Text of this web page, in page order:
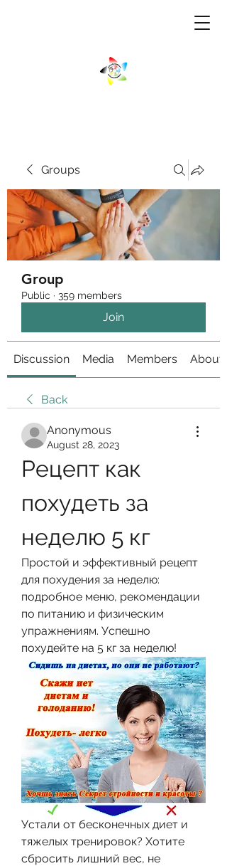
Groups
Group
Public · 359 members
Join
Discussion Media Members About
Back
Anonymous
August 28, 2023
Рецепт как
похудеть за
неделю 5 кг
Простой и эффективный рецепт
для похудения за неделю:
подробное меню, рекомендации
по питанию и физическим
упражнениям. Успешно
похудейте на 5 кг за неделю!
Устали от бесконечных диет и
тяжелых тренировок? Хотите
сбросить лишний вес, не